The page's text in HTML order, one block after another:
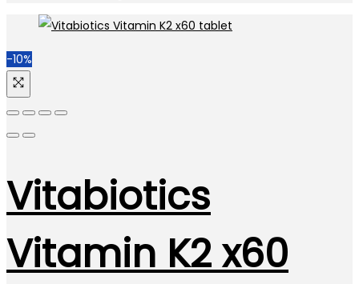
-10%
Vitabiotics
Vitamin K2 x60